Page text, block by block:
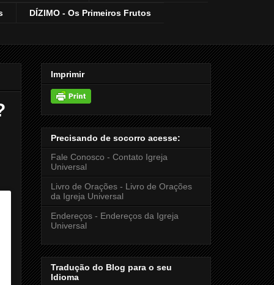
DÍZIMO - Os Primeiros Frutos
Imprimir
Precisando de socorro acesse:
Fale Conosco - Contato Igreja
Universal
Livro de Orações - Livro de Orações
da Igreja Universal
Endereços - Endereços da Igreja
Universal
Tradução do Blog para o seu
Idioma